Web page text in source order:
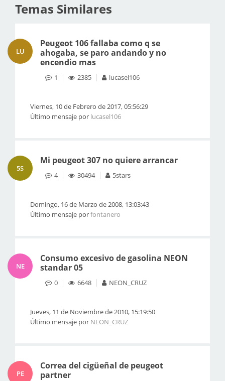
Temas Similares
LU
Peugeot 106 fallaba como q se
ahogaba, se paro andando y no
encendio mas
1 2385 lucasel106
Viernes, 10 de Febrero de 2017, 05:56:29
Último mensaje por lucasel106
5S
Mi peugeot 307 no quiere arrancar
4 30494 5stars
Domingo, 16 de Marzo de 2008, 13:03:43
Último mensaje porfontanero
NE
Consumo excesivo de gasolina NEON
standar 05
0 6648 NEON_CRUZ
Jueves, 11 de Noviembre de 2010, 15:19:50
Último mensaje por NEON_CRUZ
PE
Correa del cigüeñal de peugeot
partner